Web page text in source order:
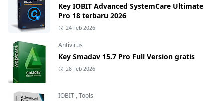
Key IOBIT Advanced SystemCare Ultimate
Pro 18 terbaru 2026
24 Feb 2026
Antivirus
Key Smadav 15.7 Pro Full Version gratis
28 Feb 2026
IOBIT ,Tools